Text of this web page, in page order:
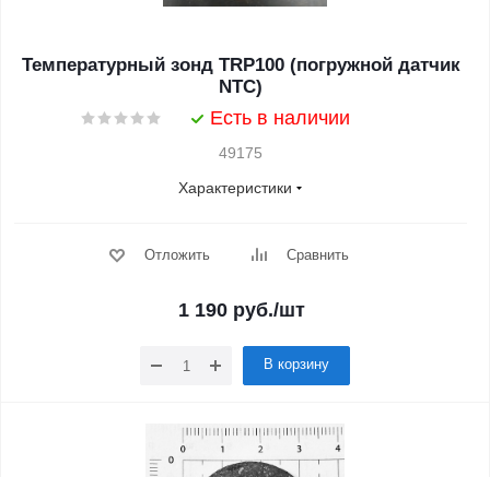
Температурный зонд TRP100 (погружной датчик
NTC)
Есть в наличии
49175
Характеристики
Отложить Сравнить
1 190руб./шт
В корзину